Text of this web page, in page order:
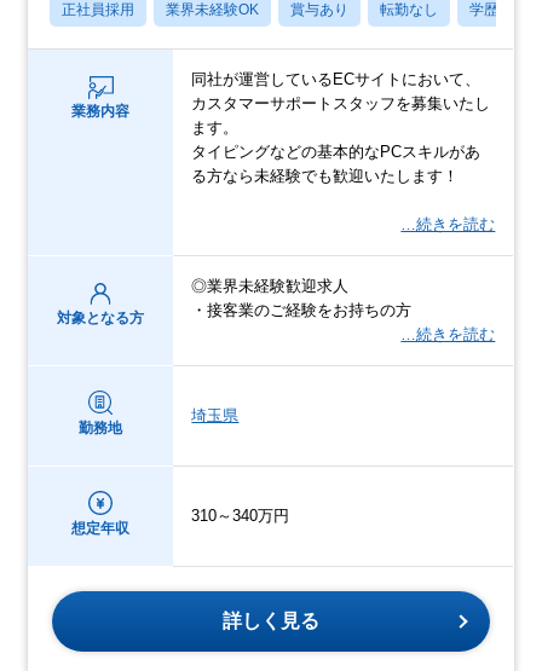
正社員採用 業界未経験OK 賞与あり 転勤なし 学歴不問
業務内容
同社が運営しているECサイトにおいて、
カスタマーサポートスタッフを募集いたし
ます。
タイピングなどの基本的なPCスキルがあ
る方なら未経験でも歓迎いたします！
…続きを読む
対象となる方
◎業界未経験歓迎求人
・接客業のご経験をお持ちの方
…続きを読む
勤務地
埼玉県
想定年収
310～340万円
詳しく見る